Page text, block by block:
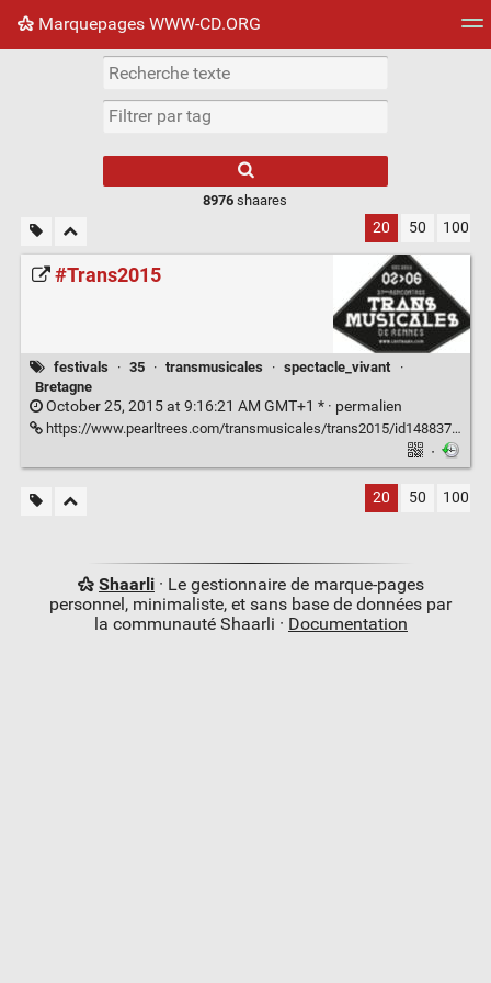
Marquepages WWW-CD.ORG
Nuage de tags Mur d'images
8976 shaares
20 50 100
#Trans2015
festivals · 35 · transmusicales · spectacle_vivant
·
Bretagne
October 25, 2015 at 9:16:21 AM GMT+1 * · permalien
https://www.pearltrees.com/transmusicales/trans2015/id14883781
·
20 50 100
Shaarli· Le gestionnaire de marque-pages
personnel, minimaliste, et sans base de données par
la communauté Shaarli · Documentation